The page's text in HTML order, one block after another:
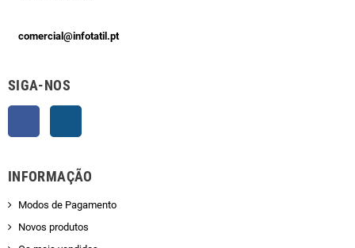
comercial@infotatil.pt
SIGA-NOS
INFORMAÇÃO
Modos de Pagamento
Novos produtos